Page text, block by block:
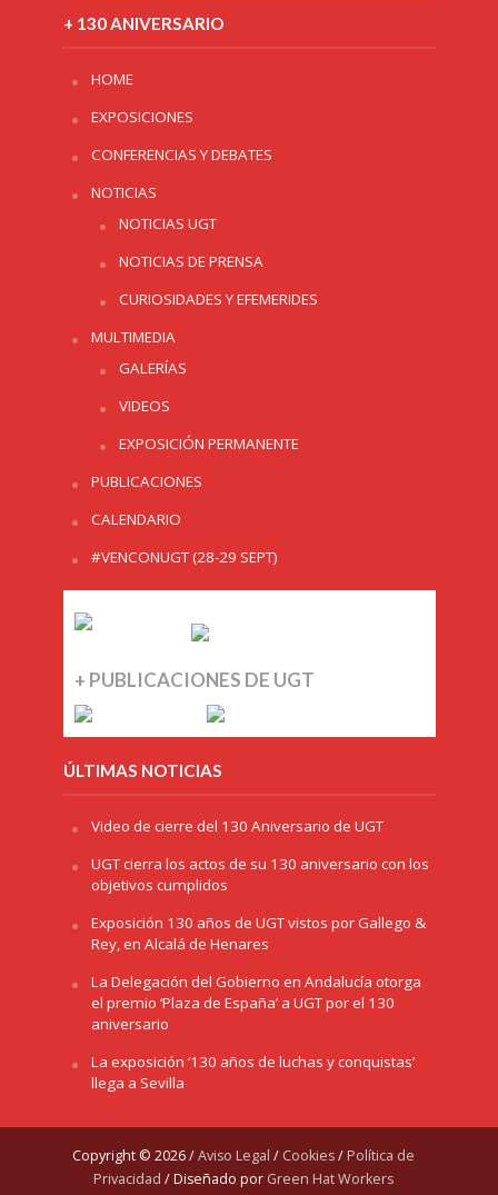
+ 130 ANIVERSARIO
HOME
EXPOSICIONES
CONFERENCIAS Y DEBATES
NOTICIAS
NOTICIAS UGT
NOTICIAS DE PRENSA
CURIOSIDADES Y EFEMERIDES
MULTIMEDIA
GALERÍAS
VIDEOS
EXPOSICIÓN PERMANENTE
PUBLICACIONES
CALENDARIO
#VENCONUGT (28-29 SEPT)
+ PUBLICACIONES DE UGT
ÚLTIMAS NOTICIAS
Video de cierre del 130 Aniversario de UGT
UGT cierra los actos de su 130 aniversario con los
objetivos cumplidos
Exposición 130 años de UGT vistos por Gallego &
Rey, en Alcalá de Henares
La Delegación del Gobierno en Andalucía otorga
el premio ‘Plaza de España’ a UGT por el 130
aniversario
La exposición ‘130 años de luchas y conquistas’
llega a Sevilla
Copyright © 2026 /Aviso Legal / Cookies/ Política de
Privacidad / Diseñado por Green Hat Workers